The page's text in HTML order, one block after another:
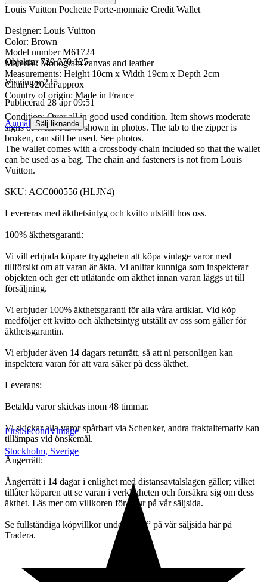
Louis Vuitton Pochette Porte-monnaie Credit Wallet
Designer: Louis Vuitton
Color: Brown
Model number M61724
Material: Monogram canvas and leather
Measurements: Height 10cm x Width 19cm x Depth 2cm
Chain 120cm approx
Country of origin: Made in France
Condition: Over all in good used condition. Item shows moderate
signs of wear. Flaws shown in photos. The tab to the zipper is
broken, can still be used. See photos.
The wallet comes with a crossbody chain included so that the wallet
can be used as a bag. The chain and fasteners is not from Louis
Vuitton.
SKU: ACC000556 (HLJN4)
Levereras med äkthetsintyg och kvitto utställt hos oss.
100% äkthetsgaranti:
Vi vill erbjuda köpare tryggheten att köpa vintage varor med
tillförsikt om att varan är äkta. Vi anlitar kunniga som inspekterar
objekten och ger ett utlåtande om äkthet innan varan läggs ut till
försäljning.
Vi erbjuder 100% äkthetsgaranti för alla våra artiklar. Vid köp
medföljer ett kvitto och äkthetsintyg utställt av oss som gäller för
äkthetsgarantin.
Vi erbjuder även 14 dagars returrätt, så att ni personligen kan
inspektera varan för att vara säker på dess äkthet.
Leverans:
Betalda varor skickas inom 48 timmar.
Vi skickar alla varor spårbart via Schenker, andra fraktalternativ kan
tillämpas vid önskemål.
Ångerrätt:
Ångerrätt i 14 dagar i enlighet med distansavtalslagen gäller; vilket
tillåter köparen att se varan i verkligheten och försäkra sig om dess
äkthet. Läs mer om villkoren för retur på vår säljsida.
Se fullständiga köpvillkor under ”info” på vår säljsida här på
Tradera.
Objektnr 729 070 125
Visningar 235
Publicerad 28 apr 09:51
Anmäl Sälj liknande
FirstSecondVintage
Stockholm, Sverige